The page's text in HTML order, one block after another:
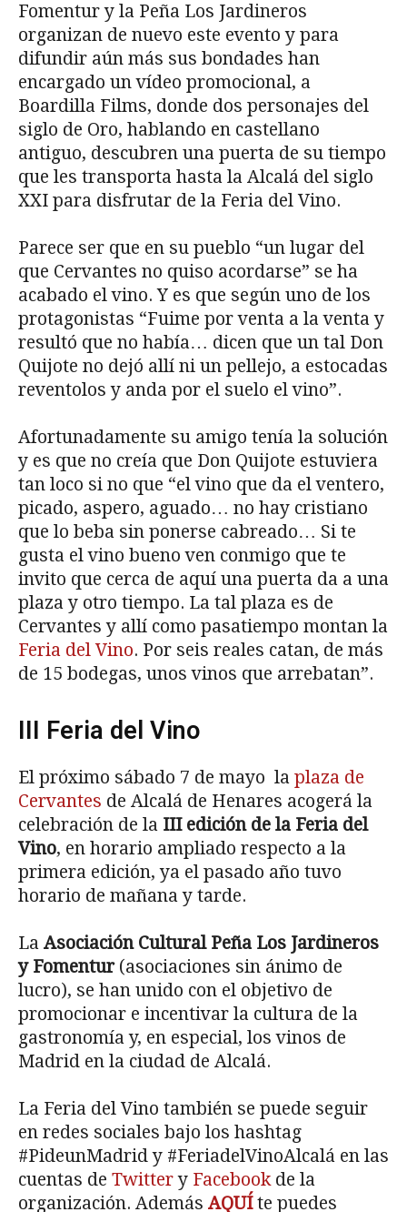
Fomentur y la Peña Los Jardineros
organizan de nuevo este evento y para
difundir aún más sus bondades han
encargado un vídeo promocional, a
Boardilla Films, donde dos personajes del
siglo de Oro, hablando en castellano
antiguo, descubren una puerta de su tiempo
que les transporta hasta la Alcalá del siglo
XXI para disfrutar de la Feria del Vino.
Parece ser que en su pueblo “un lugar del
que Cervantes no quiso acordarse” se ha
acabado el vino. Y es que según uno de los
protagonistas “Fuime por venta a la venta y
resultó que no había… dicen que un tal Don
Quijote no dejó allí ni un pellejo, a estocadas
reventolos y anda por el suelo el vino”.
Afortunadamente su amigo tenía la solución
y es que no creía que Don Quijote estuviera
tan loco si no que “el vino que da el ventero,
picado, aspero, aguado… no hay cristiano
que lo beba sin ponerse cabreado… Si te
gusta el vino bueno ven conmigo que te
invito que cerca de aquí una puerta da a una
plaza y otro tiempo. La tal plaza es de
Cervantes y allí como pasatiempo montan la
Feria del Vino. Por seis reales catan, de más
de 15 bodegas, unos vinos que arrebatan”.
III Feria del Vino
El próximo sábado 7 de mayo la plaza de
Cervantes de Alcalá de Henares acogerá la
celebración de la III edición de la Feria del
Vino, en horario ampliado respecto a la
primera edición, ya el pasado año tuvo
horario de mañana y tarde.
La Asociación Cultural Peña Los Jardineros
y Fomentur (asociaciones sin ánimo de
lucro), se han unido con el objetivo de
promocionar e incentivar la cultura de la
gastronomía y, en especial, los vinos de
Madrid en la ciudad de Alcalá.
La Feria del Vino también se puede seguir
en redes sociales bajo los hashtag
#PideunMadrid y #FeriadelVinoAlcalá en las
cuentas de Twittery Facebookde la
organización. Además AQUÍ te puedes